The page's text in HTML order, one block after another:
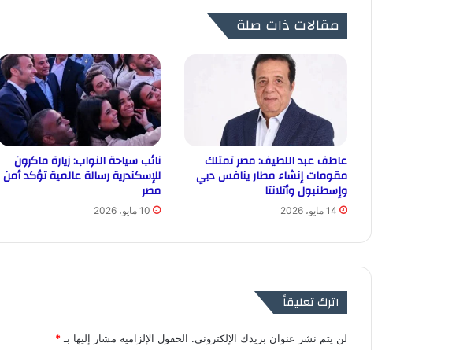
مقالات ذات صلة
عاطف عبد اللطيف: مصر تمتلك
مقومات إنشاء مطار ينافس دبي
وإسطنبول وأتلانتا
14 مايو، 2026
نائب سياحة النواب: زيارة ماكرون
للإسكندرية رسالة عالمية تؤكد أمن
مصر
10 مايو، 2026
اترك تعليقاً
لن يتم نشر عنوان بريدك الإلكتروني. الحقول الإلزامية مشار إليها بـ *